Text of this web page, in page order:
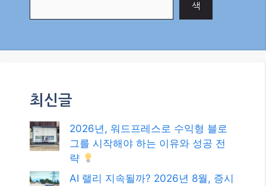
색
최신글
2026년, 워드프레스로 수익형 블로
그를 시작해야 하는 이유와 성공 전
략
AI 랠리 지속될까? 2026년 8월, 증시